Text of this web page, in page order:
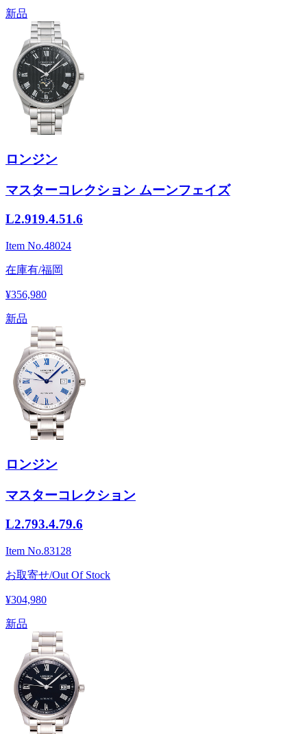
新品
ロンジン
マスターコレクション ムーンフェイズ
L2.919.4.51.6
Item No.48024
在庫有/福岡
¥356,980
新品
ロンジン
マスターコレクション
L2.793.4.79.6
Item No.83128
お取寄せ/Out Of Stock
¥304,980
新品